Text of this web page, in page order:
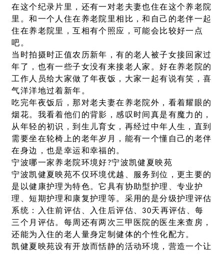
在这个纪录片里，还有一对老夫妻也住在这个养老院
里。和一个人住在养老院里相比，和自己的老伴一起
住在养老院里，互相有个照应，可能会比较好一点
吧。
当时拍摄时正值农历新年，有的老人被子女接回家过
年了，也有一些子女没有来接老人家。好在养老院的
工作人员给大家做了年夜饭，大家一起有说有笑，喜
气洋洋地过着新年。
吃完年夜饭后，那对老夫妻在养老院外，看着耀眼的
烟花。我看着他们的背影，感叹时间真是有魔力的，
从年轻的初识，到生儿育女，再经过中年人生，直到
需要坐在轮椅上的老年岁月，能有一个懂自己的老伴
在身边，也是幸运和幸福的。
宁波哪一家养老院环境好?宁波凯健夏映苑
宁波凯健夏映苑不仅环境优越、服务到位，更主要的
是以健康护理为特色。它具有协助型护理、专业护
理、短期护理和康复护理等。采用的是分级护理评估
系统：入住前评估、入住后评估、30天再评估、每
三个月评估。每周还有两次三甲医院的医生来查房，
还能为入住的老人量身定制健体的个性化配方。
凯健夏映苑设有开放而恬静的活动环境，营造一个让